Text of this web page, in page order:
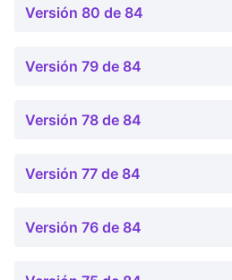
Versión 80 de 84
Versión 79 de 84
Versión 78 de 84
Versión 77 de 84
Versión 76 de 84